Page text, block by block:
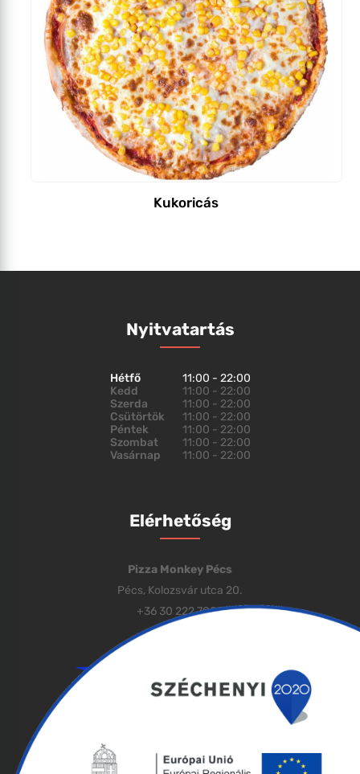
Kukoricás
Nyitvatartás
Hétfő
11:00 - 22:00
Kedd
11:00 - 22:00
Szerda
11:00 - 22:00
Csütörtök
11:00 - 22:00
Péntek
11:00 - 22:00
Szombat
11:00 - 22:00
Vasárnap
11:00 - 22:00
Elérhetőség
Pizza Monkey Pécs
Pécs, Kolozsvár utca 20.
+36 30 222 7000